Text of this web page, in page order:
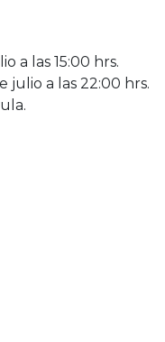
a las 15:00 hrs.
julio a las 22:00 hrs.